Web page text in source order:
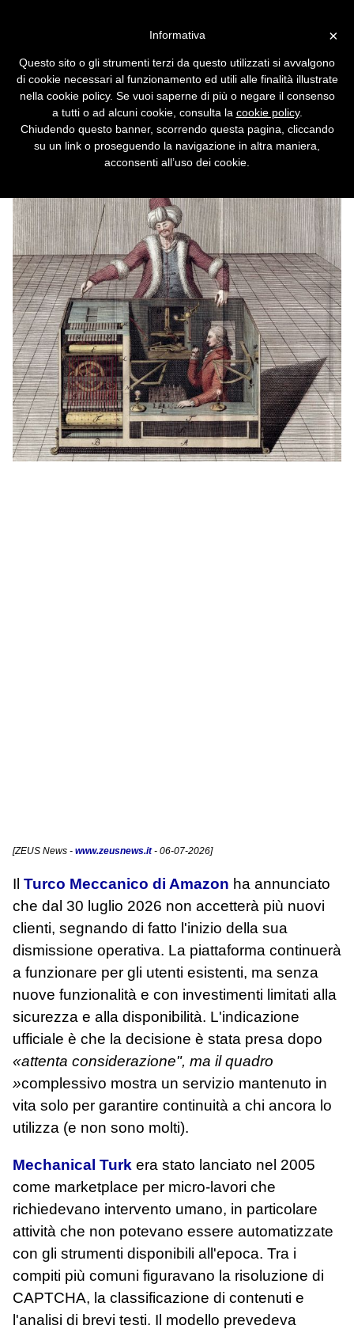
Meccanico di Amazon: stop ai
nuovi clienti
Nell'era della IA, il servizio di crowdsourcing
non ha quasi più ragione di esistere.
[ZEUS News - www.zeusnews.it- 06-07-2026]
Il Turco Meccanico di Amazon ha annunciato
che dal 30 luglio 2026 non accetterà più nuovi
clienti, segnando di fatto l'inizio della sua
dismissione operativa. La piattaforma continuerà
a funzionare per gli utenti esistenti, ma senza
nuove funzionalità e con investimenti limitati alla
sicurezza e alla disponibilità. L'indicazione
ufficiale è che la decisione è stata presa dopo
«attenta considerazione", ma il quadro
»complessivo mostra un servizio mantenuto in
vita solo per garantire continuità a chi ancora lo
utilizza (e non sono molti).
Mechanical Turk era stato lanciato nel 2005
come marketplace per micro‑lavori che
richiedevano intervento umano, in particolare
attività che non potevano essere automatizzate
con gli strumenti disponibili all'epoca. Tra i
compiti più comuni figuravano la risoluzione di
CAPTCHA, la classificazione di contenuti e
l'analisi di brevi testi. Il modello prevedeva
×
Informativa
Questo sito o gli strumenti terzi da questo utilizzati si avvalgono
di cookie necessari al funzionamento ed utili alle finalità illustrate
nella cookie policy. Se vuoi saperne di più o negare il consenso
a tutti o ad alcuni cookie, consulta la cookie policy.
Chiudendo questo banner, scorrendo questa pagina, cliccando
su un link o proseguendo la navigazione in altra maniera,
acconsenti all’uso dei cookie.